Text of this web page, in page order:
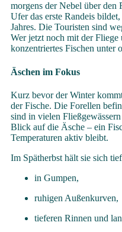
morgens der Nebel über den
Ufer das erste Randeis
Jahres. Die Touristen sind
Wer jetzt noch mit der Fliege
konzentriertes Fischen unter
Äschen im Fokus
Kurz bevor der Winter
der Fische. Die Forellen
sind in vielen
Blick auf die Äsche – ein
Temperaturen aktiv bleibt.
Im Spätherbst hält sie sich
in Gumpen,
ruhigen Außenkurven,
tieferen Rinnen und